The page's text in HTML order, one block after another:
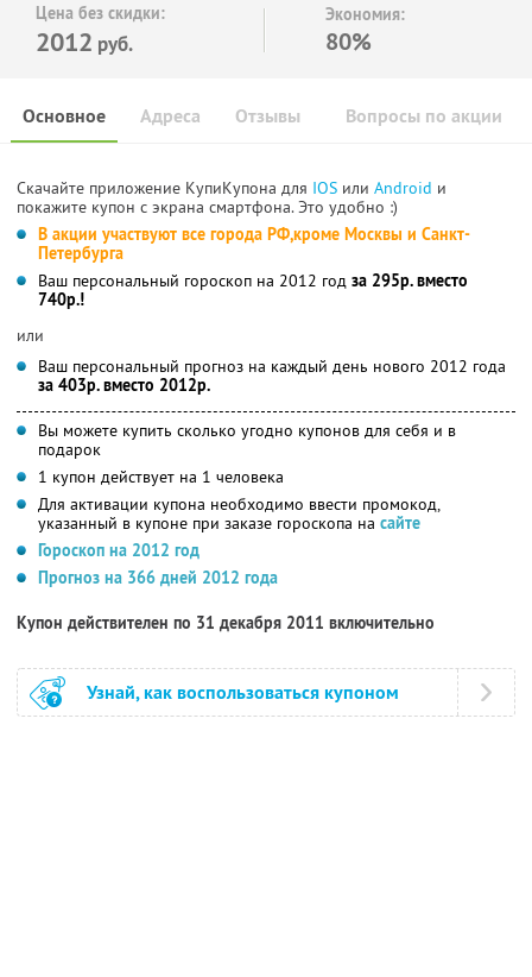
Цена без скидки:
2012 руб.
Экономия:
80%
Основное Отзывы Вопросы по акции
Адреса
Скачайте приложение КупиКупона для IOS или Android и
покажите купон с экрана смартфона. Это удобно :)
В акции участвуют все города РФ,кроме Москвы и Санкт-
Петербурга
Ваш персональный гороскоп на 2012 год за 295р. вместо
740р.!
или
Ваш персональный прогноз на каждый день нового 2012 года
за 403р. вместо 2012р.
Вы можете купить сколько угодно купонов для себя и в
подарок
1 купон действует на 1 человека
Для активации купона необходимо ввести промокод,
указанный в купоне при заказе гороскопа на сайте
Гороскоп на 2012 год
Прогноз на 366 дней 2012 года
Купон действителен по 31 декабря 2011 включительно
Узнай, как воспользоваться купоном